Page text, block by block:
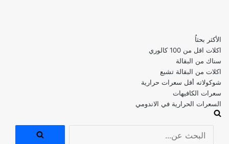
الأكثر بحثاُ
اكلات اقل من 100 كالوري
اكلات من البقالة تشبع
شوكولاته أقل سعرات حرارية
سعرات الكافيهات
السعرات الحرارية في الاندومي